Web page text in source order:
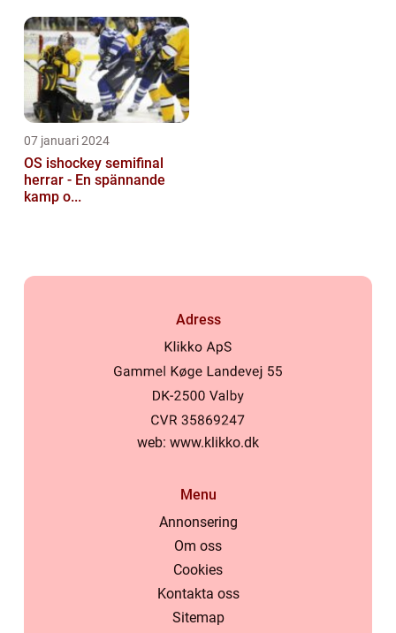
07 januari 2024
OS ishockey semifinal
herrar - En spännande
kamp o...
Adress
web: www.klikko.dk
Menu
Annonsering
Om oss
Cookies
Kontakta oss
Sitemap